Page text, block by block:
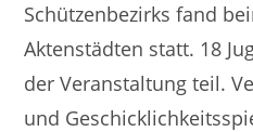
Schützenbezirks fand
Aktenstädten statt. 18
der Veranstaltung teil.
und